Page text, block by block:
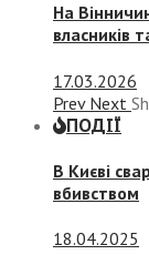
На
власників
17.03.2026
Prev Next
ПОДІЇ
В Києві
вбивством
18.04.2025